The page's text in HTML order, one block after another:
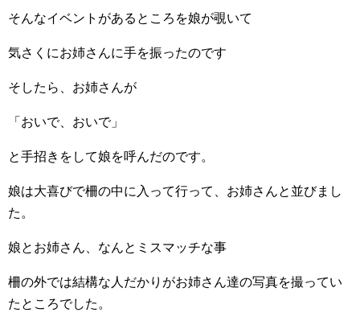
そんなイベントがあるところを娘が覗いて
気さくにお姉さんに手を振ったのです
そしたら、お姉さんが
「おいで、おいで」
と手招きをして娘を呼んだのです。
娘は大喜びで柵の中に入って行って、お姉さんと並びまし
た。
娘とお姉さん、なんとミスマッチな事
柵の外では結構な人だかりがお姉さん達の写真を撮ってい
たところでした。